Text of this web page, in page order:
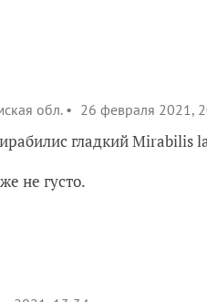
обл. 26 февраля 2021,
гладкий Mirabilis
не густо.